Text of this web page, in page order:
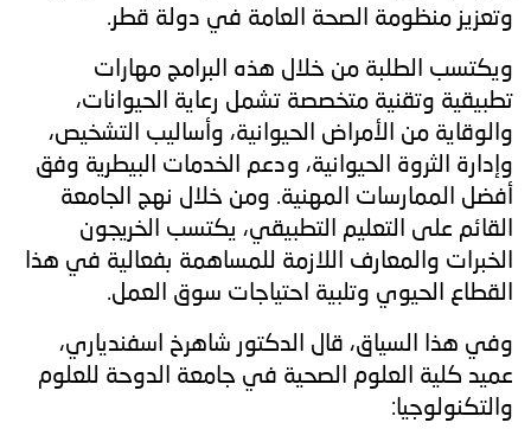
وتعزيز منظومة الصحة العامة في دولة قطر.
ويكتسب الطلبة من خلال هذه البرامج مهارات
تطبيقية وتقنية متخصصة تشمل رعاية الحيوانات،
والوقاية من الأمراض الحيوانية، وأساليب التشخيص،
وإدارة الثروة الحيوانية، ودعم الخدمات البيطرية وفق
أفضل الممارسات المهنية. ومن خلال نهج الجامعة
القائم على التعليم التطبيقي، يكتسب الخريجون
الخبرات والمعارف اللازمة للمساهمة بفعالية في هذا
القطاع الحيوي وتلبية احتياجات سوق العمل.
وفي هذا السياق، قال الدكتور شاهرخ اسفندياري،
عميد كلية العلوم الصحية في جامعة الدوحة للعلوم
والتكنولوجيا: